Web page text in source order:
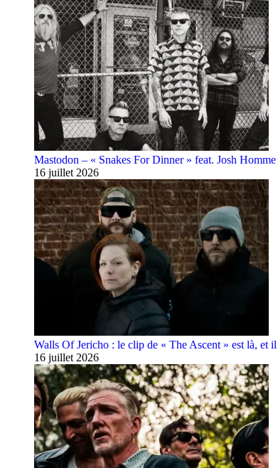
Mastodon – « Snakes For Dinner » feat. Josh
16 juillet 2026
Walls Of Jericho : le clip de « The Ascent » est là, et
16 juillet 2026